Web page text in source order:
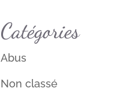
Catégories
Abus
Non classé